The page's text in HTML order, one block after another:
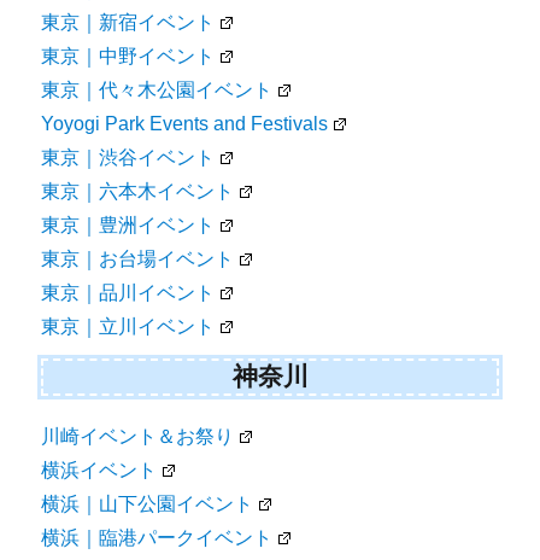
東京｜新宿イベント
東京｜中野イベント
東京｜代々木公園イベント
Yoyogi Park Events and Festivals
東京｜渋谷イベント
東京｜六本木イベント
東京｜豊洲イベント
東京｜お台場イベント
東京｜品川イベント
東京｜立川イベント
神奈川
川崎イベント＆お祭り
横浜イベント
横浜｜山下公園イベント
横浜｜臨港パークイベント